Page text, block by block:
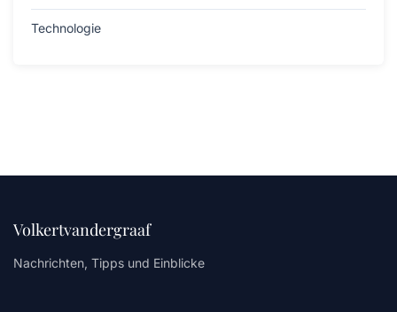
Technologie
Volkertvandergraaf
Nachrichten, Tipps und Einblicke